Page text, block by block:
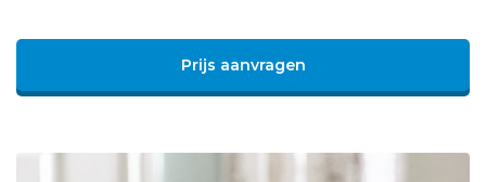
Prijs aanvragen